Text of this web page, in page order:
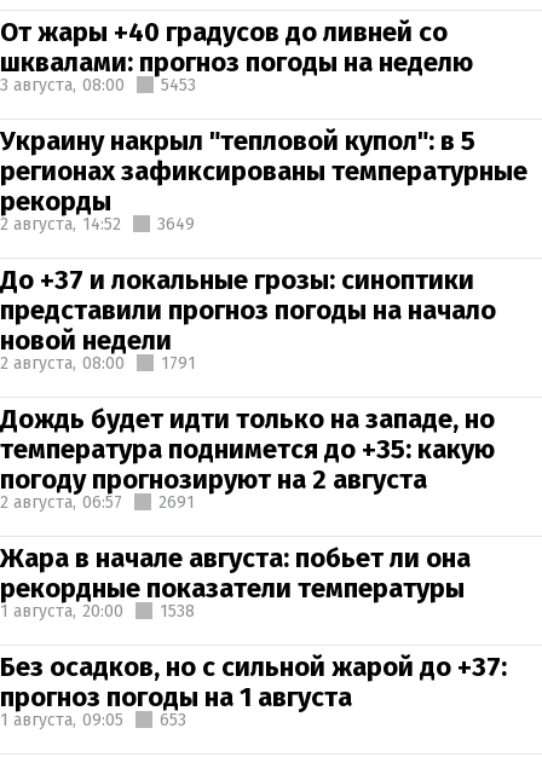
От жары +40 градусов до ливней со
шквалами: прогноз погоды на неделю
3 августа, 08:00 5453
Украину накрыл "тепловой купол": в 5
регионах зафиксированы температурные
рекорды
2 августа, 14:52 3649
До +37 и локальные грозы: синоптики
представили прогноз погоды на начало
новой недели
2 августа, 08:00 1791
Дождь будет идти только на западе, но
температура поднимется до +35: какую
погоду прогнозируют на 2 августа
2 августа, 06:57 2691
Жара в начале августа: побьет ли она
рекордные показатели температуры
1 августа, 20:00 1538
Без осадков, но с сильной жарой до +37:
прогноз погоды на 1 августа
1 августа, 09:05 653